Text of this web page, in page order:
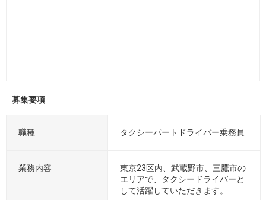
募集要項
2x8
職種 タクシーパートドライバー乗務員
業務内容
東京23区内、武蔵野市、三鷹市の
エリアで、タクシードライバーと
して活躍していただきます。